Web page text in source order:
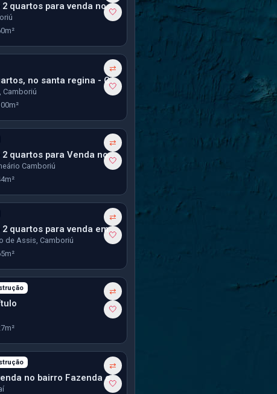
🤍
Apartamento 2 quartos para venda no Residencial Maria Helena
⇄
🤍
Sobrado 2 quartos, no santa regina - Camboriú
Camboriú
⇄
🤍
Apartamento 2 quartos para Venda no bairro Vila Real em Balneário Camboriú
Camboriú
⇄
🤍
Apartamento 2 quartos para venda em Camboriú
de Assis, Camboriú
⇄
🤍
⇄
🤍
Studio para venda no bairro Fazenda em Itajaí